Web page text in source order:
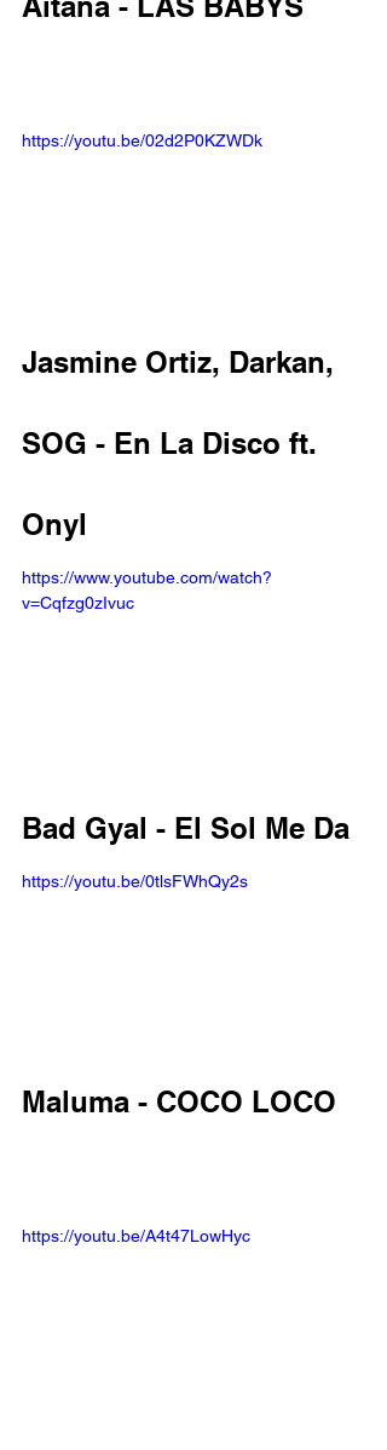
https://youtu.be/02d2P0KZWDk
Jasmine Ortiz, Darkan,
SOG - En La Disco ft.
Onyl
https://www.youtube.com/watch?
v=Cqfzg0zIvuc
Bad Gyal - El Sol Me Da
https://youtu.be/0tlsFWhQy2s
Maluma - COCO LOCO
https://youtu.be/A4t47LowHyc